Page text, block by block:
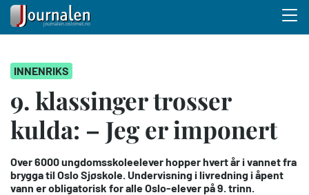
hovedinnhold
INNENRIKS
9. klassinger trosser
kulda: – Jeg er imponert
Over 6000 ungdomsskoleelever hopper hvert år i vannet fra
brygga til Oslo Sjøskole. Undervisning i livredning i åpent
vann er obligatorisk for alle Oslo-elever på 9. trinn.